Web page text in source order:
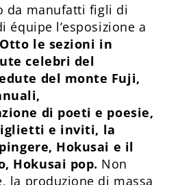
da manufatti figli di
équipe l’esposizione a
Otto le sezioni in
celebri del
del monte Fuji,
di poeti e poesie,
e inviti, la
Hokusai e il
Hokusai pop. Non
la produzione di massa